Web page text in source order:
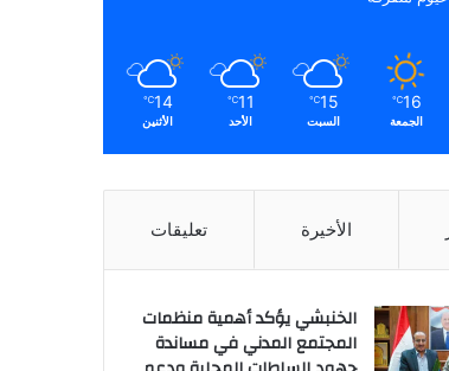
16
℃
الجمعة
15
℃
السبت
11
℃
الأحد
14
℃
الأثنين
الأخيرة تعليقات
الخنبشي يؤكد أهمية منظمات
المجتمع المدني في مساندة